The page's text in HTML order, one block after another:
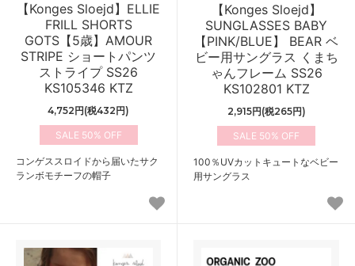
【Konges Sloejd】ELLIE
FRILL SHORTS
GOTS【5歳】AMOUR
STRIPE ショートパンツ
ストライプ SS26
KS105346 KTZ
4,752円(税432円)
50%
コンゲススロイドから届いたサク
ランボモチーフの帽子
【Konges Sloejd】
SUNGLASSES BABY
【PINK/BLUE】 BEAR ベ
ビー用サングラス くまち
ゃんフレーム SS26
KS102801 KTZ
2,915円(税265円)
50%
100％UVカットキュートなベビー
用サングラス